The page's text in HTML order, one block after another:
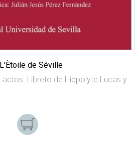
de Séville
Libreto de Hippolyte Lucas y